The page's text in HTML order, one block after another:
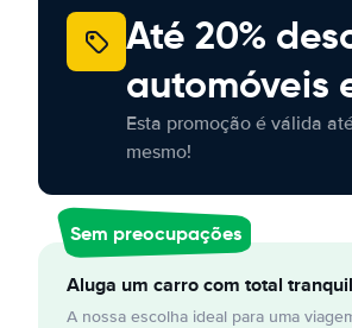
Até 20%
automóveis
Esta promoção é válida
mesmo!
Sem preocupações
Aluga um carro com total
A nossa escolha ideal para uma